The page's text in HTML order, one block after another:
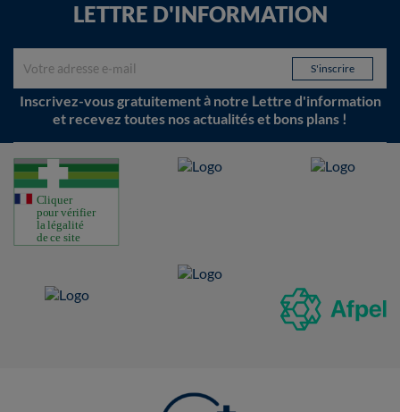
LETTRE D'INFORMATION
Inscrivez-vous gratuitement à notre Lettre d'information
et recevez toutes nos actualités et bons plans !